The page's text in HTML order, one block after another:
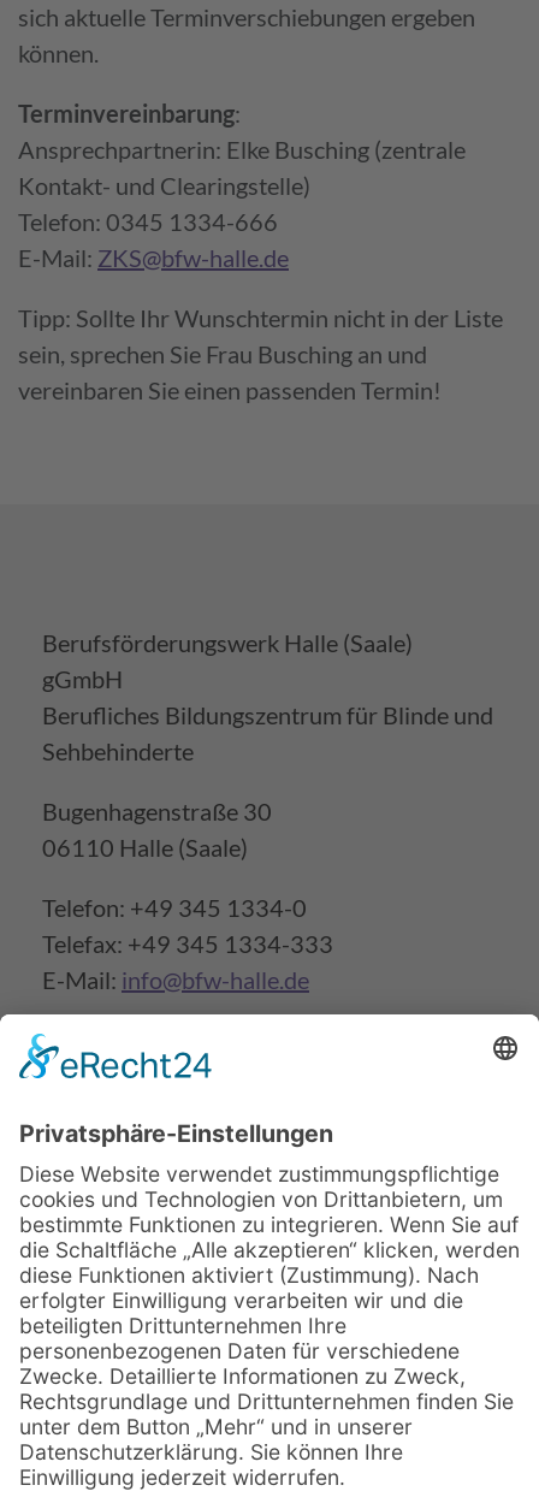
sich aktuelle Termin­verschiebungen ergeben
können.
Termin­vereinbarung:
Ansprech­partnerin: Elke Busching (zentrale
Kontakt- und Clearing­stelle)
Telefon: 0345 1334-666
E-Mail: ZKS@bfw-halle.de
Tipp: Sollte Ihr Wunschtermin nicht in der Liste
sein, sprechen Sie Frau Busching an und
vereinbaren Sie einen passenden Termin!
Berufsförderungswerk Halle (Saale)
gGmbH
Berufliches Bildungszentrum für Blinde und
Sehbehinderte
Bugenhagenstraße 30
06110 Halle (Saale)
Telefon: +49 345 1334-0
Telefax: +49 345 1334-333
E-Mail: info@bfw-halle.de
Beratungsservice vor Ort
Beginntermine